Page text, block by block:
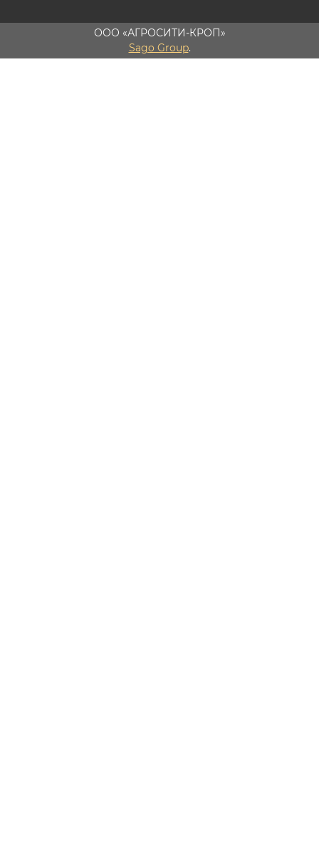
ООО «АГРОСИТИ-КРОП»
Sago Group.